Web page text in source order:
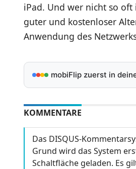
iPad. Und wer nicht so
guter und kostenloser
Anwendung des
mobiFlip zuerst in
KOMMENTARE
Das DISQUS-
Grund wird das System
Schaltfläche geladen. Es